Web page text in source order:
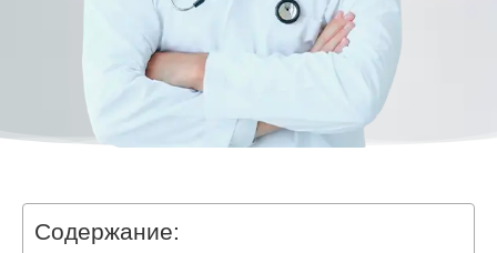
Содержание: